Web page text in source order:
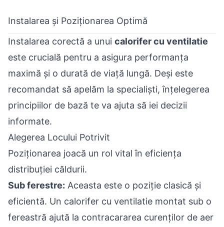
Instalarea și Poziționarea Optimă
Instalarea corectă a unui calorifer cu ventilatie
este crucială pentru a asigura performanța
maximă și o durată de viață lungă. Deși este
recomandat să apelăm la specialiști, înțelegerea
principiilor de bază te va ajuta să iei decizii
informate.
Alegerea Locului Potrivit
Poziționarea joacă un rol vital în eficiența
distribuției căldurii.
Sub ferestre: Aceasta este o poziție clasică și
eficientă. Un calorifer cu ventilatie montat sub o
fereastră ajută la contracararea curenților de aer